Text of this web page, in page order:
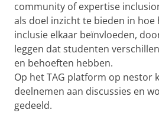
community of expertise
als doel inzicht te bieden in hoe
inclusie elkaar beïnvloeden,
leggen dat studenten
en behoeften hebben.
Op het TAG platform op nestor
deelnemen aan discussies en
gedeeld.